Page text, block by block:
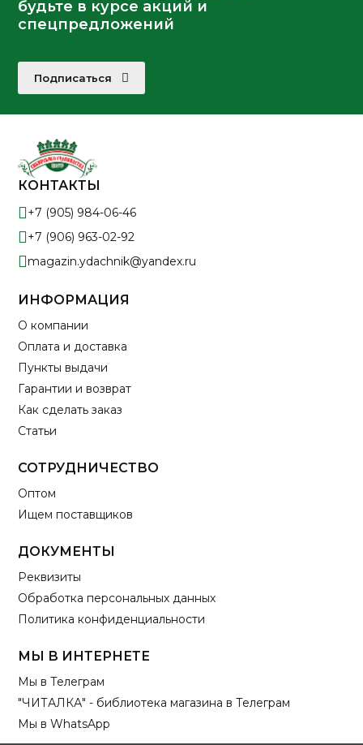
будьте в курсе акций и
спецпредложений
Подписаться
КОНТАКТЫ
+7 (905) 984-06-46
+7 (906) 963-02-92
magazin.ydachnik@yandex.ru
ИНФОРМАЦИЯ
О компании
Оплата и доставка
Пункты выдачи
Гарантии и возврат
Как сделать заказ
Статьи
СОТРУДНИЧЕСТВО
Оптом
Ищем поставщиков
ДОКУМЕНТЫ
Реквизиты
Обработка персональных данных
Политика конфиденциальности
МЫ В ИНТЕРНЕТЕ
Мы в Телеграм
"ЧИТАЛКА" - библиотека магазина в Телеграм
Мы в WhatsApp